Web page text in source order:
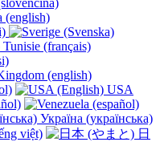
(english)
Tunisie (français)
(english)
USA
Україна (українська)
việt)
日